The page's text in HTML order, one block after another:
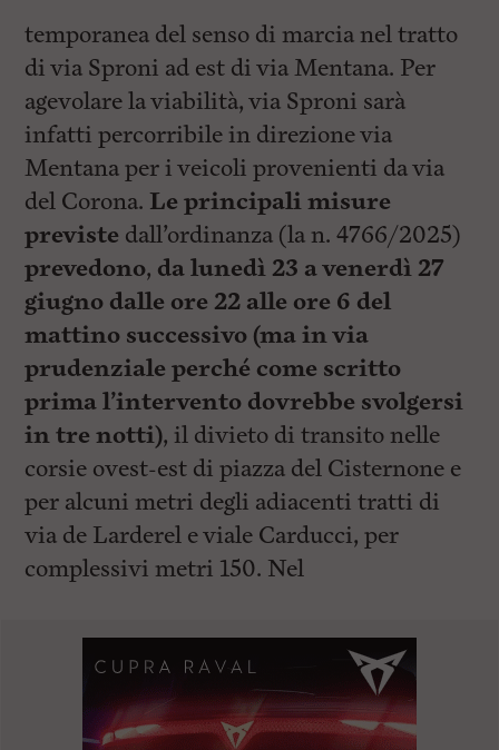
temporanea del senso di marcia nel tratto
di via Sproni ad est di via Mentana. Per
agevolare la viabilità, via Sproni sarà
infatti percorribile in direzione via
Mentana per i veicoli provenienti da via
del Corona. Le principali misure
previste dall’ordinanza (la n. 4766/2025)
prevedono, da lunedì 23 a venerdì 27
giugno dalle ore 22 alle ore 6 del
mattino successivo (ma in via
prudenziale perché come scritto
prima l’intervento dovrebbe svolgersi
in tre notti), il divieto di transito nelle
corsie ovest-est di piazza del Cisternone e
per alcuni metri degli adiacenti tratti di
via de Larderel e viale Carducci, per
complessivi metri 150. Nel